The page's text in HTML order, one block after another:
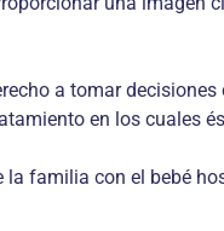
a tomar
en los cuales
familia con el bebé